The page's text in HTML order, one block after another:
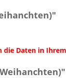
die Daten in